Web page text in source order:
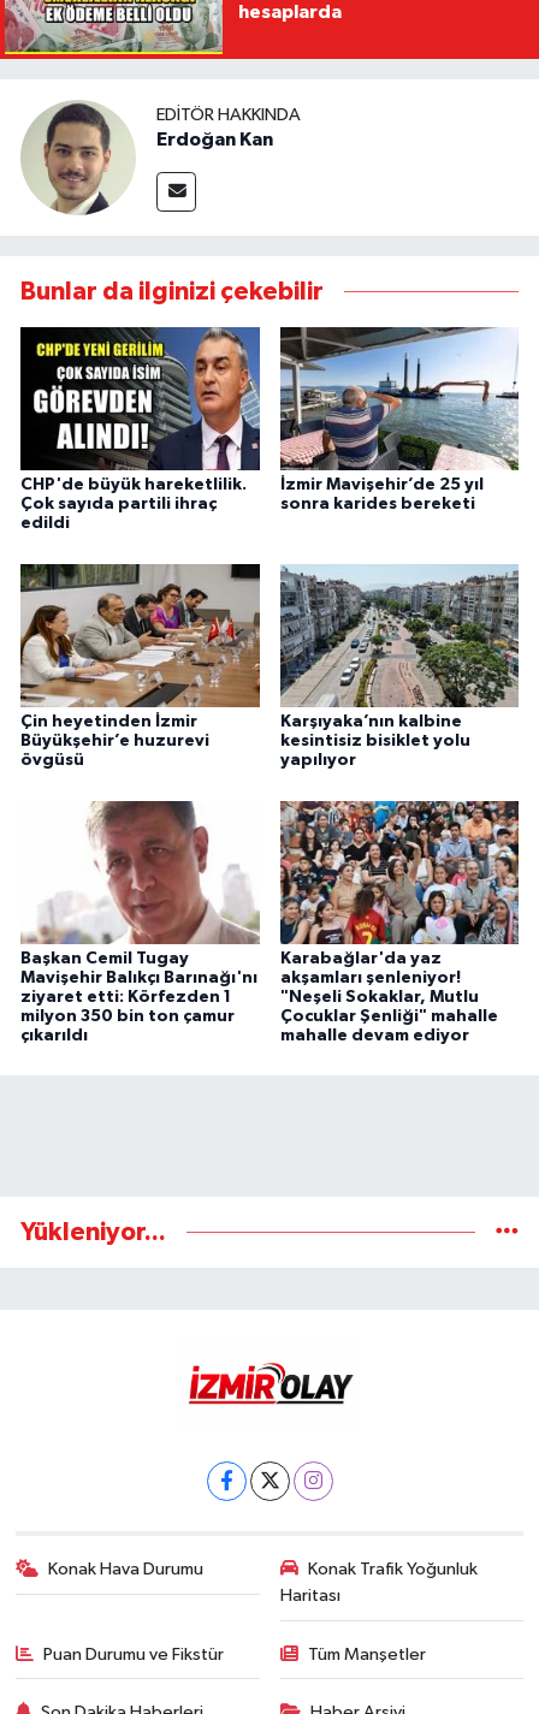
hesaplarda
EDITÖR HAKKINDA
Erdoğan Kan
Bunlar da ilginizi çekebilir
CHP'de büyük hareketlilik.
Çok sayıda partili ihraç
edildi
İzmir Mavişehir’de 25 yıl
sonra karides bereketi
Çin heyetinden İzmir
Büyükşehir’e huzurevi
övgüsü
Karşıyaka’nın kalbine
kesintisiz bisiklet yolu
yapılıyor
Başkan Cemil Tugay
Mavişehir Balıkçı Barınağı'nı
ziyaret etti: Körfezden 1
milyon 350 bin ton çamur
çıkarıldı
Karabağlar'da yaz
akşamları şenleniyor!
"Neşeli Sokaklar, Mutlu
Çocuklar Şenliği" mahalle
mahalle devam ediyor
Yükleniyor...
Konak Hava Durumu
Konak Trafik Yoğunluk
Haritası
Puan Durumu ve Fikstür Tüm Manşetler